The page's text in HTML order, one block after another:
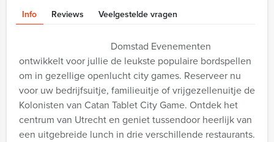
Info Reviews Veelgestelde vragen
Domstad Evenementen
ontwikkelt voor jullie de leukste populaire bordspellen
om in gezellige openlucht city games. Reserveer nu
voor uw bedrijfsuitje, familieuitje of vrijgezellenuitje de
Kolonisten van Catan Tablet City Game. Ontdek het
centrum van Utrecht en geniet tussendoor heerlijk van
een uitgebreide lunch in drie verschillende restaurants.